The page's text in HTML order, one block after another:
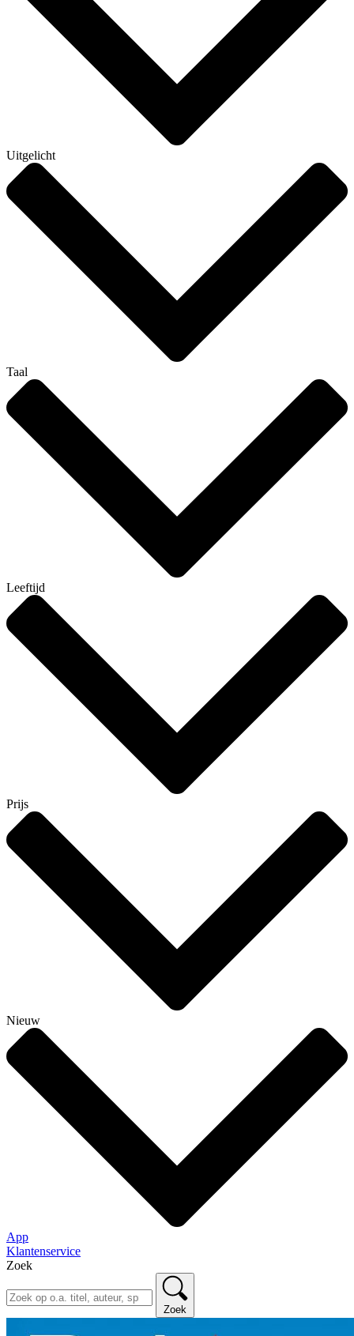
Uitgelicht
Taal
Leeftijd
Prijs
Nieuw
App
Klantenservice
Zoek
Zoek